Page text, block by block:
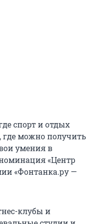
спорт и отдых
где можно получить
умения в
«Центр
«Фонтанка.ру —
клубы и